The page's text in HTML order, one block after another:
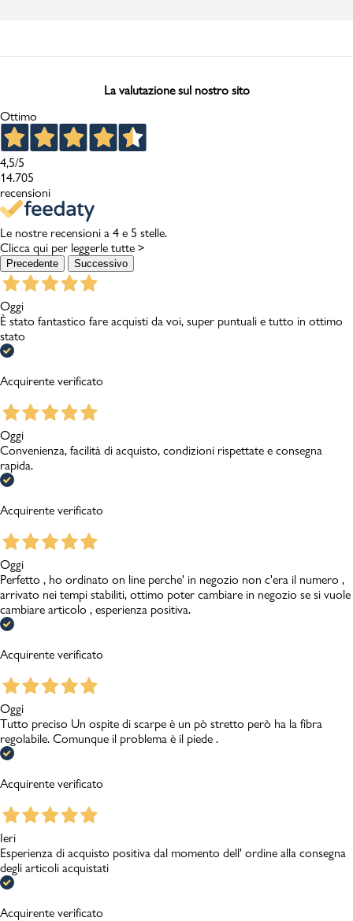
La valutazione sul nostro sito
Ottimo
4,5/5
14.705
recensioni
Le nostre recensioni a 4 e 5 stelle.
Clicca qui per leggerle tutte >
Precedente Successivo
Oggi
È stato fantastico fare acquisti da voi, super puntuali e tutto in ottimo
stato
Acquirente verificato
Oggi
Convenienza, facilità di acquisto, condizioni rispettate e consegna
rapida.
Acquirente verificato
Oggi
Perfetto , ho ordinato on line perche' in negozio non c'era il numero ,
arrivato nei tempi stabiliti, ottimo poter cambiare in negozio se si vuole
cambiare articolo , esperienza positiva.
Acquirente verificato
Oggi
Tutto preciso Un ospite di scarpe è un pò stretto però ha la fibra
regolabile. Comunque il problema è il piede .
Acquirente verificato
Ieri
Esperienza di acquisto positiva dal momento dell' ordine alla consegna
degli articoli acquistati
Acquirente verificato